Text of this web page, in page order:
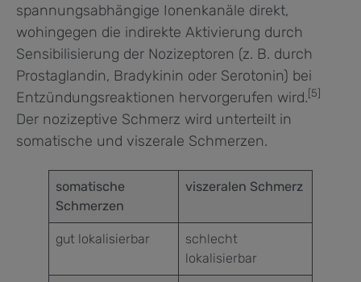
spannungsabhängige Ionenkanäle direkt,
wohingegen die indirekte Aktivierung durch
Sensibilisierung der Nozizeptoren (z. B. durch
Prostaglandin, Bradykinin oder Serotonin) bei
Entzündungsreaktionen hervorgerufen wird.[5]
Der nozizeptive Schmerz wird unterteilt in
somatische und viszerale Schmerzen.
somatische
Schmerzen
viszeralen Schmerz
gut lokalisierbar
schlecht
lokalisierbar